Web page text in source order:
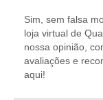
Sim, sem falsa
loja virtual de
nossa opinião,
avaliações e
aqui!